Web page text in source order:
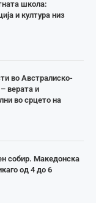
школа:
и култура низ
во Австралиско-
верата и
во срцето на
собир. Македонска
од 4 до 6